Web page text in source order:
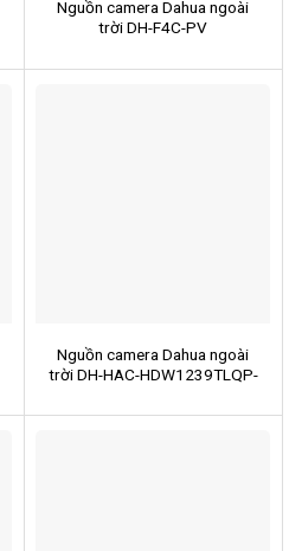
Nguồn camera Dahua ngoài
trời DH-F4C-PV
Nguồn camera Dahua ngoài
trời DH-HAC-HDW1239TLQP-